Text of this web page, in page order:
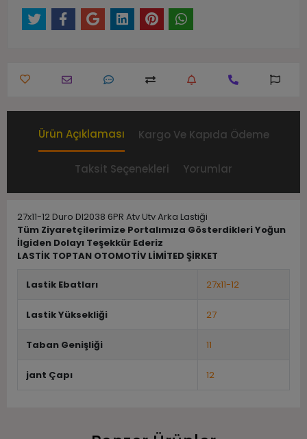
Ürün Açıklaması Kargo Ve Kapıda Ödeme
Taksit Seçenekleri Yorumlar
27x11-12 Duro DI2038 6PR Atv Utv Arka Lastiği
Tüm Ziyaretçilerimize Portalımıza Gösterdikleri Yoğun
İlgiden Dolayı Teşekkür Ederiz
LASTİK TOPTAN OTOMOTİV LİMİTED ŞİRKET
Lastik Ebatları 27x11-12
Lastik Yüksekliği 27
Taban Genişliği 11
jant Çapı 12